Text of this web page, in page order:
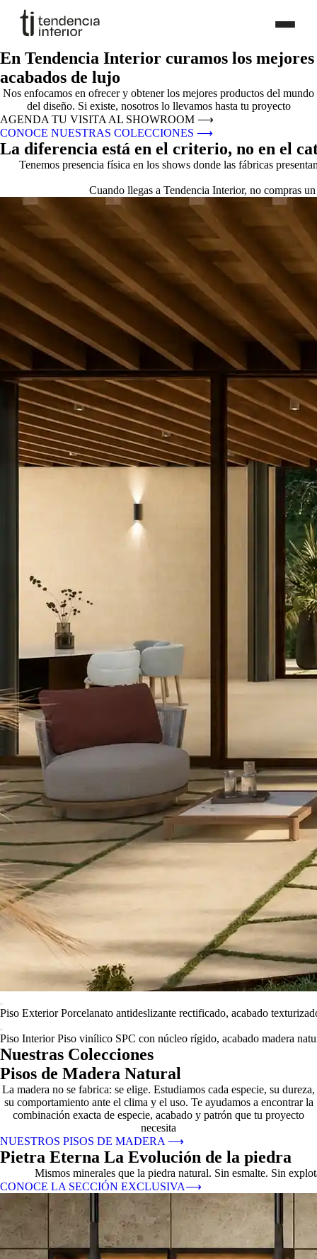
En Tendencia Interior curamos los mejores
acabados de lujo
Nos enfocamos en ofrecer y obtener los mejores productos del mundo
del diseño. Si existe, nosotros lo llevamos hasta tu proyecto
AGENDA TU VISITA AL SHOWROOM ⟶
CONOCE NUESTRAS COLECCIONES ⟶
La diferencia está en el criterio, no en el
Tenemos presencia física en los shows donde las fábricas
Cuando llegas a Tendencia Interior, no compras
Piso Exterior Porcelanato antideslizante rectificado, acabado
Piso Interior Piso vinílico SPC con núcleo rígido, acabado madera
Nuestras Colecciones
Pisos de Madera Natural
La madera no se fabrica: se elige. Estudiamos cada especie, su dureza,
su comportamiento ante el clima y el uso. Te ayudamos a encontrar la
combinación exacta de especie, acabado y patrón que tu proyecto
necesita
NUESTROS PISOS DE MADERA ⟶
Pietra Eterna La Evolución de la piedra
Mismos minerales que la piedra natural. Sin esmalte. Sin
CONOCE LA SECCIÓN EXCLUSIVA⟶